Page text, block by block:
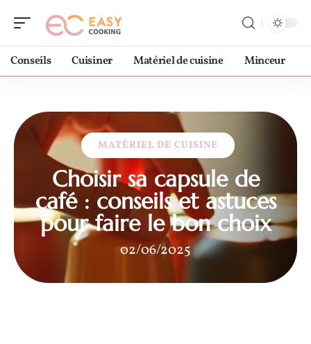
Conseils Cuisiner Matériel de cuisine Minceur
MATÉRIEL DE CUISINE
Choisir sa capsule de
café : conseils et astuces
pour faire le bon choix
02/06/2025